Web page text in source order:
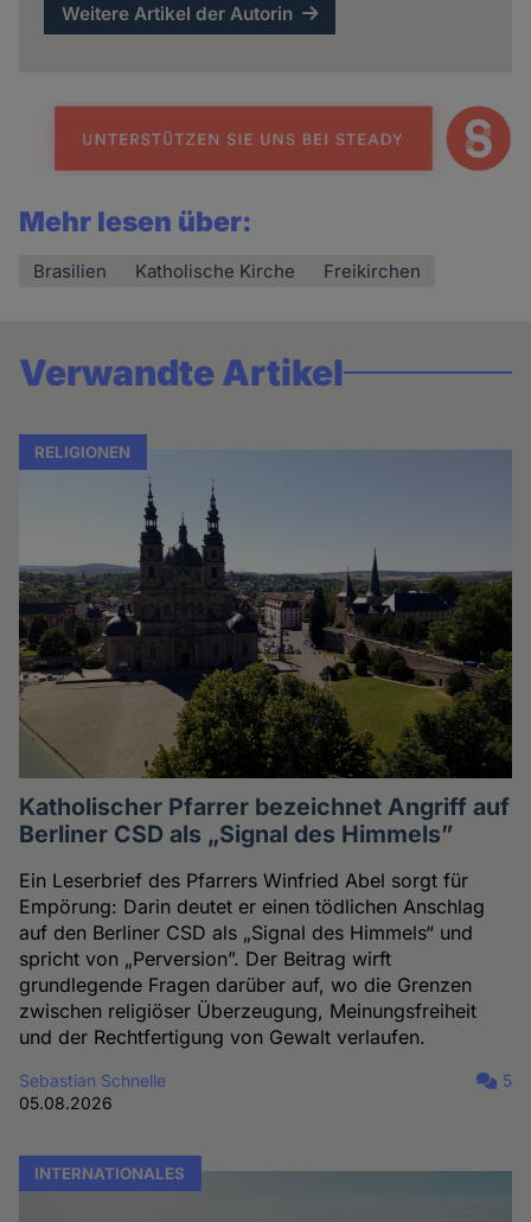
Weitere Artikel der Autorin
Mehr lesen über:
Brasilien Katholische Kirche Freikirchen
Verwandte Artikel
RELIGIONEN
Katholischer Pfarrer bezeichnet Angriff auf
Berliner CSD als „Signal des Himmels”
Ein Leserbrief des Pfarrers Winfried Abel sorgt für
Empörung: Darin deutet er einen tödlichen Anschlag
auf den Berliner CSD als „Signal des Himmels“ und
spricht von „Perversion”. Der Beitrag wirft
grundlegende Fragen darüber auf, wo die Grenzen
zwischen religiöser Überzeugung, Meinungsfreiheit
und der Rechtfertigung von Gewalt verlaufen.
Sebastian Schnelle
05.08.2026
5
INTERNATIONALES